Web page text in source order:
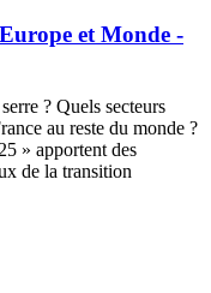
et Monde -
? Quels secteurs
au reste du monde ?
» apportent des
de la transition